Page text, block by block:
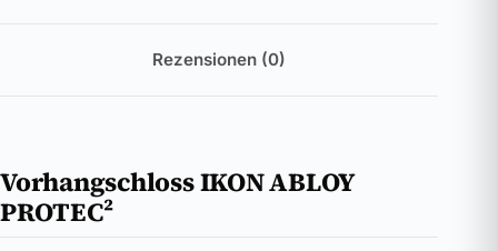
Rezensionen (0)
Vorhangschloss IKON ABLOY
PROTEC²